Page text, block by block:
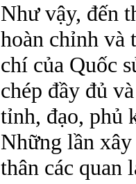
Như vậy, đến
hoàn chỉnh và
chí của Quốc
chép đầy đủ
tỉnh, đạo, phủ
Những lần
thân các quan